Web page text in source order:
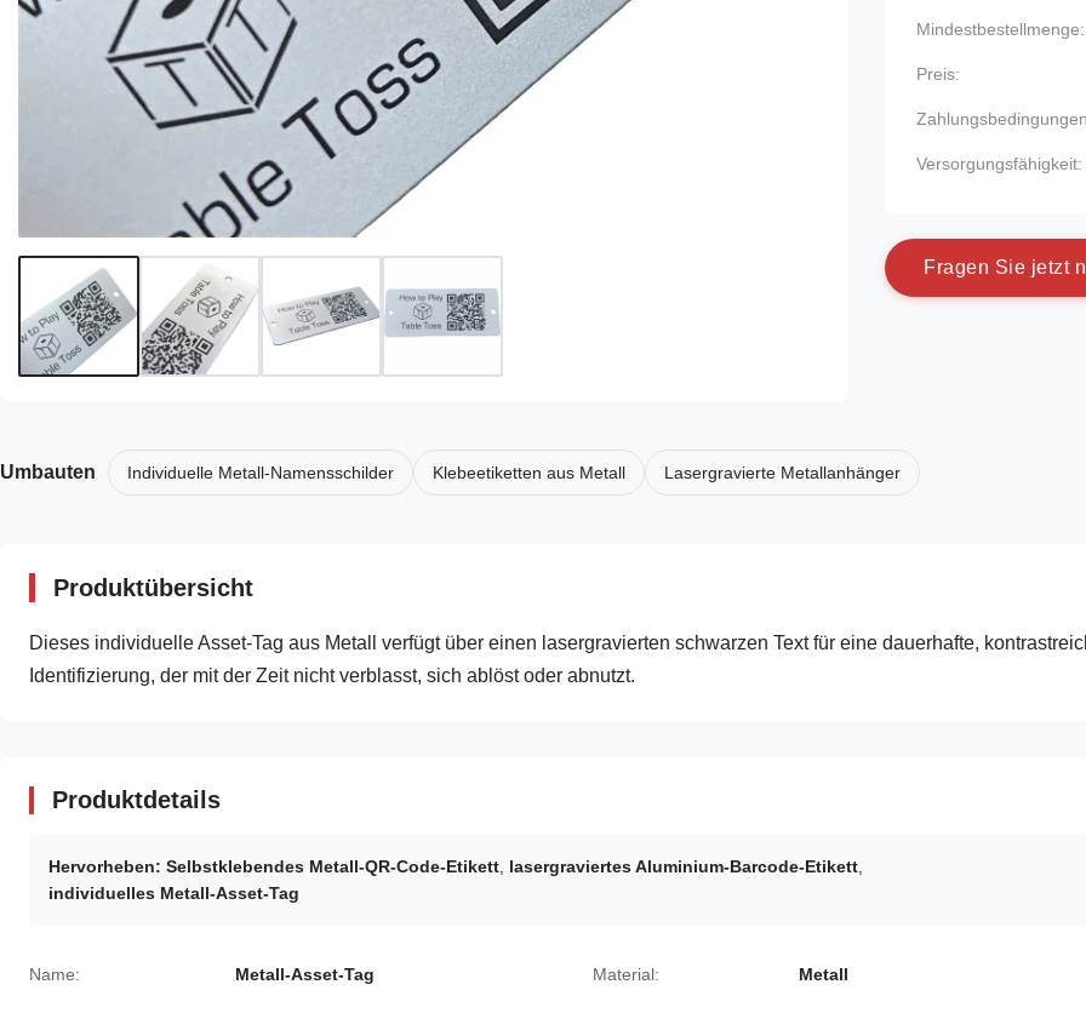
Mindestbestellmenge:
Preis:
Versorgungsfähigkeit:
Fragen Sie jetzt n
Umbauten Individuelle Metall-Namensschilder Klebeetiketten aus Metall Lasergravierte Metallanhänger
Produktübersicht
Dieses individuelle Asset-Tag aus Metall verfügt über einen lasergravierten schwarzen Text für eine dauerhafte,
Identifizierung, der mit der Zeit nicht verblasst, sich ablöst oder abnutzt.
Produktdetails
Hervorheben: Selbstklebendes Metall-QR-Code-Etikett lasergraviertes Aluminium-Barcode-Etikett
individuelles Metall-Asset-Tag
Name: Metall-Asset-Tag Material: Metall